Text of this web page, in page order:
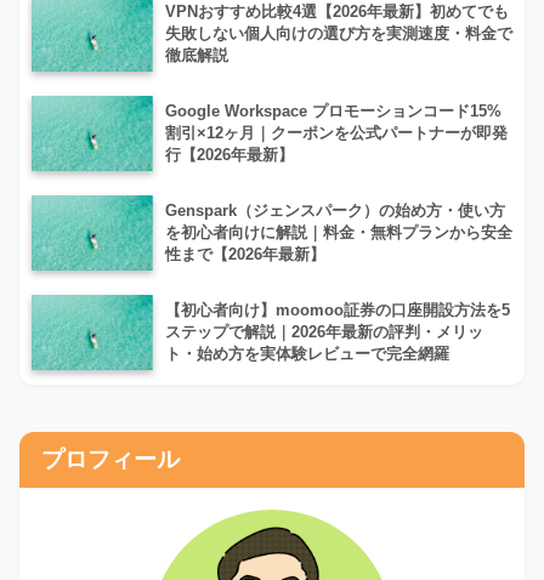
VPNおすすめ比較4選【2026年最新】初めてでも
失敗しない個人向けの選び方を実測速度・料金で
徹底解説
Google Workspace プロモーションコード15%
割引×12ヶ月｜クーポンを公式パートナーが即発
行【2026年最新】
Genspark（ジェンスパーク）の始め方・使い方
を初心者向けに解説｜料金・無料プランから安全
性まで【2026年最新】
【初心者向け】moomoo証券の口座開設方法を5
ステップで解説｜2026年最新の評判・メリッ
ト・始め方を実体験レビューで完全網羅
プロフィール